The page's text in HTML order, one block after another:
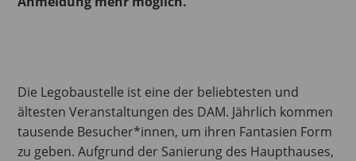
Die Legobaustelle ist eine der beliebtesten und
ältesten Veranstaltungen des DAM. Jährlich kommen
tausende Besucher*innen, um ihren Fantasien Form
zu geben. Aufgrund der Sanierung des Haupthauses,